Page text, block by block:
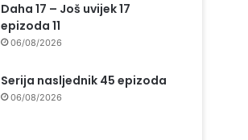
Daha 17 – Još uvijek 17
epizoda 11
06/08/2026
Serija nasljednik 45 epizoda
06/08/2026